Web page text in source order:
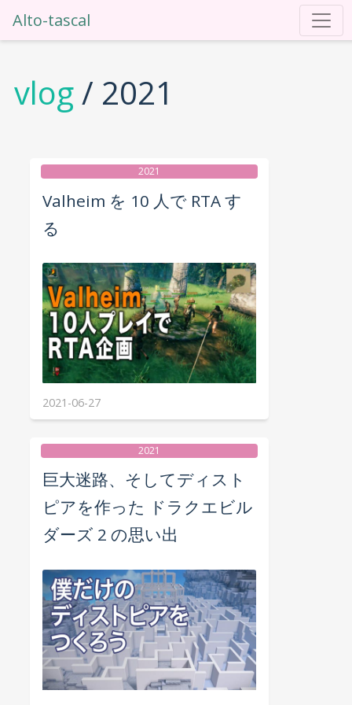
Alto-tascal
vlog/ 2021
2021
Valheim を 10 人で RTA す
る
2021-06-27
2021
巨大迷路、そしてディスト
ピアを作った ドラクエビル
ダーズ 2 の思い出